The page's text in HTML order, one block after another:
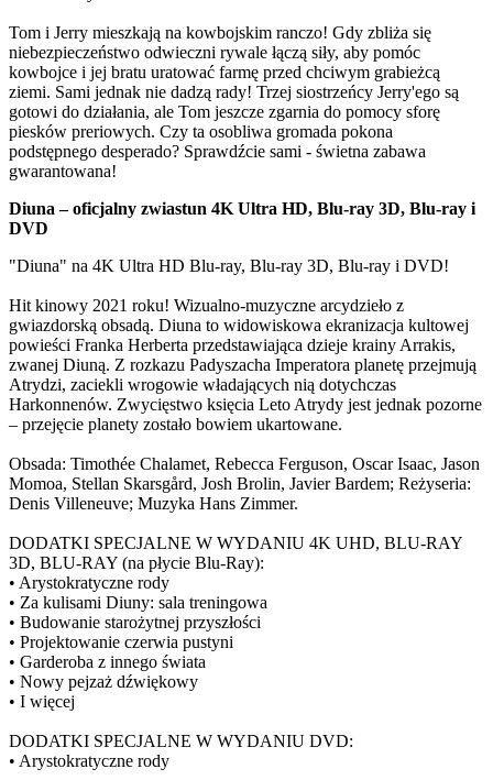
Tom i Jerry mieszkają na kowbojskim ranczo! Gdy zbliża się
niebezpieczeństwo odwieczni rywale łączą siły, aby pomóc
kowbojce i jej bratu uratować farmę przed chciwym grabieżcą
ziemi. Sami jednak nie dadzą rady! Trzej siostrzeńcy Jerry'ego są
gotowi do działania, ale Tom jeszcze zgarnia do pomocy sforę
piesków preriowych. Czy ta osobliwa gromada pokona
podstępnego desperado? Sprawdźcie sami - świetna zabawa
gwarantowana!
Diuna – oficjalny zwiastun 4K Ultra HD, Blu-ray 3D, Blu-ray i
DVD
"Diuna" na 4K Ultra HD Blu-ray, Blu-ray 3D, Blu-ray i DVD!
Hit kinowy 2021 roku! Wizualno-muzyczne arcydzieło z
gwiazdorską obsadą. Diuna to widowiskowa ekranizacja kultowej
powieści Franka Herberta przedstawiająca dzieje krainy Arrakis,
zwanej Diuną. Z rozkazu Padyszacha Imperatora planetę przejmują
Atrydzi, zaciekli wrogowie władających nią dotychczas
Harkonnenów. Zwycięstwo księcia Leto Atrydy jest jednak pozorne
– przejęcie planety zostało bowiem ukartowane.
Obsada: Timothée Chalamet, Rebecca Ferguson, Oscar Isaac, Jason
Momoa, Stellan Skarsgård, Josh Brolin, Javier Bardem; Reżyseria:
Denis Villeneuve; Muzyka Hans Zimmer.
DODATKI SPECJALNE W WYDANIU 4K UHD, BLU-RAY
3D, BLU-RAY (na płycie Blu-Ray):
• Arystokratyczne rody
• Za kulisami Diuny: sala treningowa
• Budowanie starożytnej przyszłości
• Projektowanie czerwia pustyni
• Garderoba z innego świata
• Nowy pejzaż dźwiękowy
• I więcej
DODATKI SPECJALNE W WYDANIU DVD:
• Arystokratyczne rody